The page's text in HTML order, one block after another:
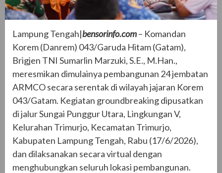
Lampung Tengah|bensorinfo.com– Komandan
Korem (Danrem) 043/Garuda Hitam (Gatam),
Brigjen TNI Sumarlin Marzuki, S.E., M.Han.,
meresmikan dimulainya pembangunan 24 jembatan
ARMCO secara serentak di wilayah jajaran Korem
043/Gatam. Kegiatan groundbreaking dipusatkan
di jalur Sungai Punggur Utara, Lingkungan V,
Kelurahan Trimurjo, Kecamatan Trimurjo,
Kabupaten Lampung Tengah, Rabu (17/6/2026),
dan dilaksanakan secara virtual dengan
menghubungkan seluruh lokasi pembangunan.